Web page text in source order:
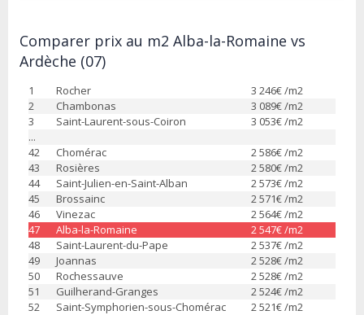
Comparer prix au m2 Alba-la-Romaine vs
Ardèche (07)
1 Rocher 3 246€ /m2
2
Chambonas 3 089€ /m2
3
Saint-Laurent-sous-Coiron 3 053€ /m2
...
42
Chomérac 2 586€ /m2
43
Rosières 2 580€ /m2
44
Saint-Julien-en-Saint-Alban 2 573€ /m2
45
Brossainc 2 571€ /m2
46
Vinezac 2 564€ /m2
47
Alba-la-Romaine 2 547€ /m2
48
Saint-Laurent-du-Pape 2 537€ /m2
49
Joannas 2 528€ /m2
50
Rochessauve 2 528€ /m2
51
Guilherand-Granges 2 524€ /m2
52
Saint-Symphorien-sous-Chomérac 2 521€ /m2